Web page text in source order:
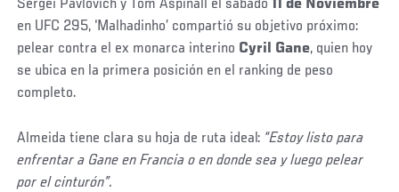
Sergei Pavlovich y Tom Aspinall el sábado11 de Noviembre
en UFC 295, ‘Malhadinho’ compartió su objetivo próximo:
pelear contra el ex monarca interino Cyril Gane, quien hoy
se ubica en la primera posición en el ranking de peso
completo.
Almeida tiene clara su hoja de ruta ideal: “Estoy listo para
enfrentar a Gane en Francia o en donde sea y luego pelear
por el cinturón”.